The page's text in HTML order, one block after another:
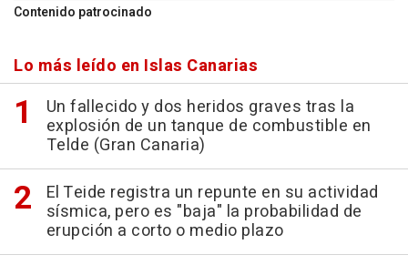
Contenido patrocinado
Lo más leído en Islas Canarias
Un fallecido y dos heridos graves tras la
explosión de un tanque de combustible en
Telde (Gran Canaria)
El Teide registra un repunte en su actividad
sísmica, pero es "baja" la probabilidad de
erupción a corto o medio plazo